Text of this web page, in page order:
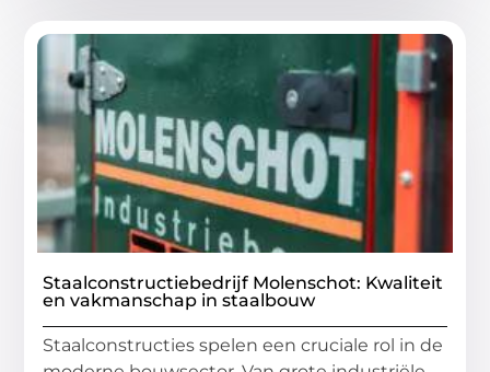
Staalconstructiebedrijf Molenschot: Kwaliteit
en vakmanschap in staalbouw
Staalconstructies spelen een cruciale rol in de